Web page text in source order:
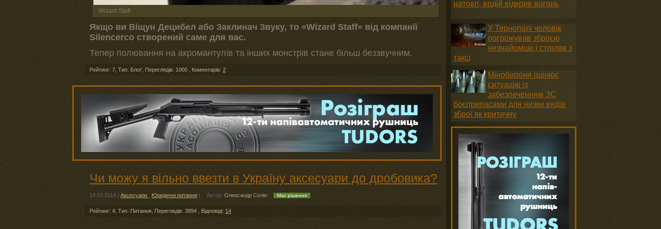
Wizard Staff
Якщо ви Віщун Децибел або Заклинач Звуку, то «Wizard Staff» від компанії
Silencerco створений саме для вас.
Тепер полювання на акромантулів та інших монстрів стане більш беззвучним.
Рейтинг: 7 Тип: Блоґ Переглядів: 1000 Коментарів: 2
Чи можу я вільно ввезти в Україну аксесуари до дробовика?
14.03.2014 | Аксесуари Юридичні питання | Автор: Олександр Селін Має рішення
Рейтинг: 4 Тип: Питання Переглядів: 3894 Відповіді: 14
натовп, водій відкрив вогонь
У Тернополі чоловік
погрожував зброєю
незнайомцю і стріляв з
таксі
Міноборони оцінює
ситуацію із
забезпеченням ЗС
боєприпасами для низки видів
зброї як критичну